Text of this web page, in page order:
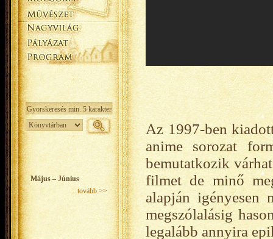
Május – Június
tovább >>
Az 1997-ben
anime sorozat
bemutatkozik
filmet de minő
alapján igényesen
megszólalásig
legalább annyira